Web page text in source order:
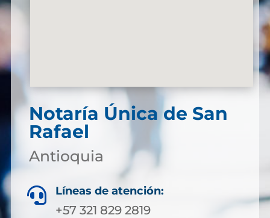
Notaría Única de San
Rafael
Antioquia
 Líneas de atención:
+57 321 829 2819